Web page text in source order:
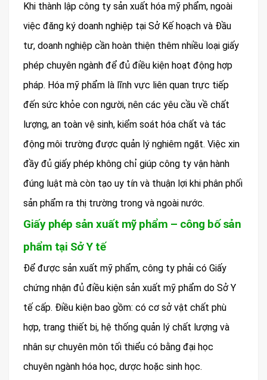
Khi thành lập công ty sản xuất hóa mỹ phẩm, ngoài
việc đăng ký doanh nghiệp tại Sở Kế hoạch và Đầu
tư, doanh nghiệp cần hoàn thiện thêm nhiều loại giấy
phép chuyên ngành để đủ điều kiện hoạt động hợp
pháp. Hóa mỹ phẩm là lĩnh vực liên quan trực tiếp
đến sức khỏe con người, nên các yêu cầu về chất
lượng, an toàn vệ sinh, kiểm soát hóa chất và tác
động môi trường được quản lý nghiêm ngặt. Việc xin
đầy đủ giấy phép không chỉ giúp công ty vận hành
đúng luật mà còn tạo uy tín và thuận lợi khi phân phối
sản phẩm ra thị trường trong và ngoài nước.
Giấy phép sản xuất mỹ phẩm – công bố sản
phẩm tại Sở Y tế
Để được sản xuất mỹ phẩm, công ty phải có Giấy
chứng nhận đủ điều kiện sản xuất mỹ phẩm do Sở Y
tế cấp. Điều kiện bao gồm: có cơ sở vật chất phù
hợp, trang thiết bị, hệ thống quản lý chất lượng và
nhân sự chuyên môn tối thiểu có bằng đại học
chuyên ngành hóa học, dược hoặc sinh học.